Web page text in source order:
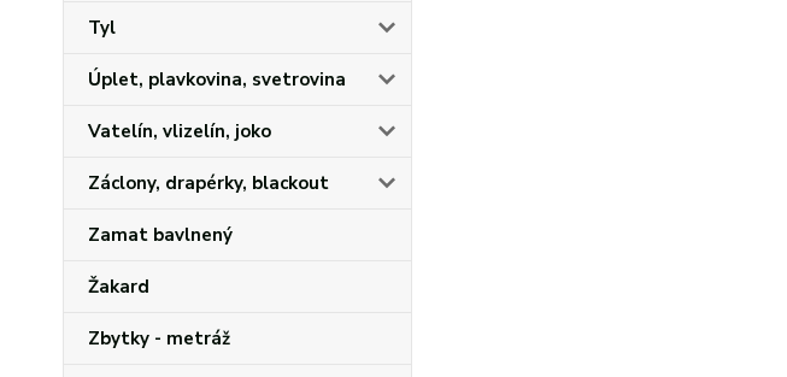
Tyl
Úplet, plavkovina, svetrovina
Vatelín, vlizelín, joko
Záclony, drapérky, blackout
Zamat bavlnený
Žakard
Zbytky - metráž